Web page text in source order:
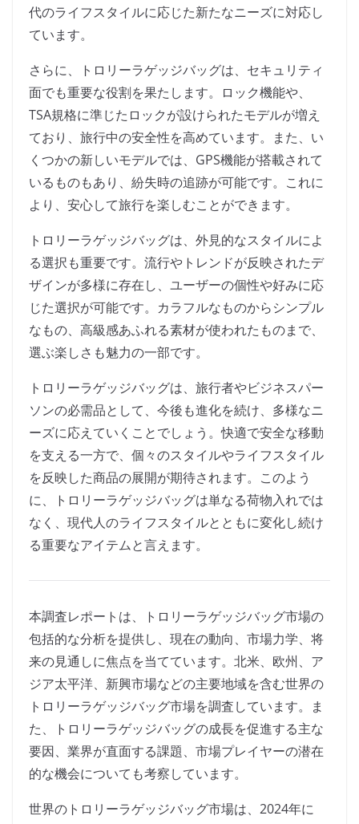
代のライフスタイルに応じた新たなニーズに対応し
ています。
さらに、トロリーラゲッジバッグは、セキュリティ
面でも重要な役割を果たします。ロック機能や、
TSA規格に準じたロックが設けられたモデルが増え
ており、旅行中の安全性を高めています。また、い
くつかの新しいモデルでは、GPS機能が搭載されて
いるものもあり、紛失時の追跡が可能です。これに
より、安心して旅行を楽しむことができます。
トロリーラゲッジバッグは、外見的なスタイルによ
る選択も重要です。流行やトレンドが反映されたデ
ザインが多様に存在し、ユーザーの個性や好みに応
じた選択が可能です。カラフルなものからシンプル
なもの、高級感あふれる素材が使われたものまで、
選ぶ楽しさも魅力の一部です。
トロリーラゲッジバッグは、旅行者やビジネスパー
ソンの必需品として、今後も進化を続け、多様なニ
ーズに応えていくことでしょう。快適で安全な移動
を支える一方で、個々のスタイルやライフスタイル
を反映した商品の展開が期待されます。このよう
に、トロリーラゲッジバッグは単なる荷物入れでは
なく、現代人のライフスタイルとともに変化し続け
る重要なアイテムと言えます。
本調査レポートは、トロリーラゲッジバッグ市場の
包括的な分析を提供し、現在の動向、市場力学、将
来の見通しに焦点を当てています。北米、欧州、ア
ジア太平洋、新興市場などの主要地域を含む世界の
トロリーラゲッジバッグ市場を調査しています。ま
た、トロリーラゲッジバッグの成長を促進する主な
要因、業界が直面する課題、市場プレイヤーの潜在
的な機会についても考察しています。
世界のトロリーラゲッジバッグ市場は、2024年に